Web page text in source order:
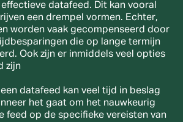
datafeed. Dit kan vooral
een drempel vormen. Echter,
worden vaak gecompenseerd door
die op lange termijn
Ook zijn er inmiddels veel opties
zijn
datafeed kan veel tijd in beslag
het gaat om het nauwkeurig
feed op de specifieke vereisten van